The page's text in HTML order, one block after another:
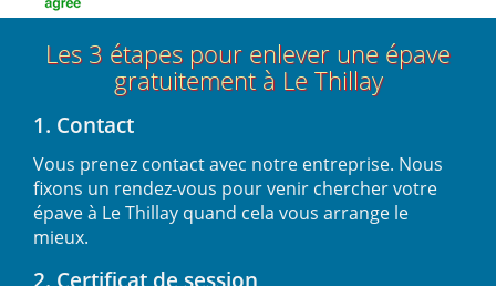
Les 3 étapes pour enlever une épave
gratuitement à Le Thillay
1. Contact
Vous prenez contact avec notre entreprise. Nous
fixons un rendez-vous pour venir chercher votre
épave à Le Thillay quand cela vous arrange le
mieux.
2. Certificat de session